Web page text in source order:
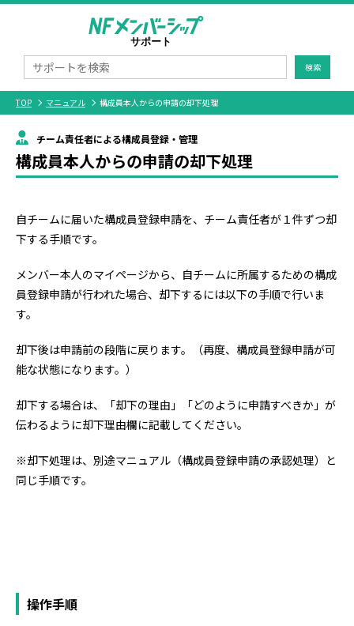
検索
TOP マニュアル 構成員本人からの申請の却下処理
チーム責任者による構成員登録・管理
構成員本人からの申請の却下処理
自チームに届いた構成員登録申請を、チーム責任者が１件ずつ却
下する手順です。
メンバー本人のマイページから、自チームに所属するための構成
員登録申請が行われた場合、却下するには以下の手順で行いま
す。
却下後は申請前の段階に戻ります。（再度、構成員登録申請が可
能な状態になります。）
却下する場合は、「却下の理由」「どのように申請すべきか」が
伝わるように却下理由欄に記載してください。
※却下処理は、別途マニュアル（構成員登録申請の承認処理）と
同じ手順です。
操作手順